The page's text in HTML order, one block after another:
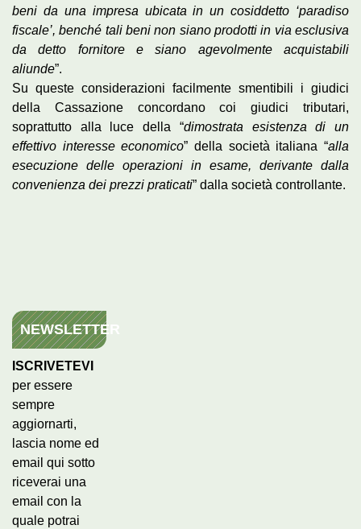
beni da una impresa ubicata in un cosiddetto ‘paradiso
fiscale’, benché tali beni non siano prodotti in via esclusiva
da detto fornitore e siano agevolmente acquistabili
aliunde”.
Su queste considerazioni facilmente smentibili i giudici
della Cassazione concordano coi giudici tributari,
soprattutto alla luce della “dimostrata esistenza di un
effettivo interesse economico” della società italiana “alla
esecuzione delle operazioni in esame, derivante dalla
convenienza dei prezzi praticati” dalla società controllante.
NEWSLETTER
ISCRIVETEVI
per essere
sempre
aggiornarti,
lascia nome ed
email qui sotto
riceverai una
email con la
quale potrai